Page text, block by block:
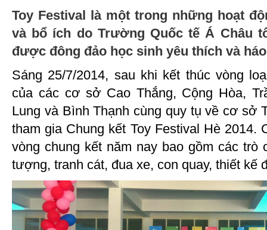
Toy Festival là một trong những hoạt
và bổ ích do Trường Quốc tế Á Châu
được đông đảo học sinh yêu thích và
Sáng 25/7/2014, sau khi kết thúc vòng
của các cơ sở Cao Thắng, Cộng Hòa,
Lung và Bình Thạnh cùng quy tụ về cơ sở
tham gia Chung kết Toy Festival Hè 2014.
vòng chung kết năm nay bao gồm các trò
tượng, tranh cát, đua xe, con quay, thiết kế